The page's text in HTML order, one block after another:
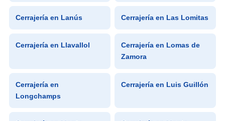
Cerrajería en Lanús Cerrajería en Las Lomitas
Cerrajería en Llavallol
Cerrajería en Lomas de
Zamora
Cerrajería en
Longchamps
Cerrajería en Luis Guillón